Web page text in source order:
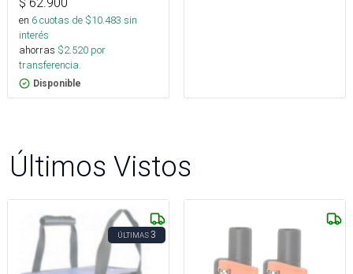
$ 62.900
en 6cuotas de $10.483 sin
interés
ahorras $2.520 por
transferencia.
Disponible
Últimos Vistos
ÚLTIMAS3